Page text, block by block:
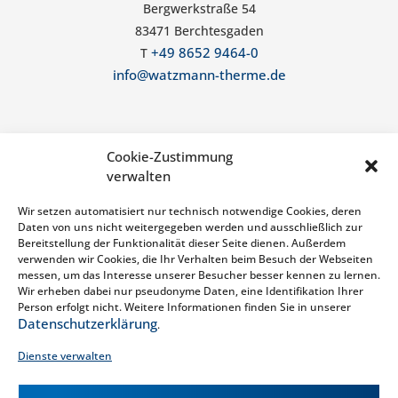
Cookie-Zustimmung
verwalten
Wir setzen automatisiert nur technisch notwendige Cookies, deren
Daten von uns nicht weitergegeben werden und ausschließlich zur
Bereitstellung der Funktionalität dieser Seite dienen. Außerdem
verwenden wir Cookies, die Ihr Verhalten beim Besuch der Webseiten
messen, um das Interesse unserer Besucher besser kennen zu lernen.
Wir erheben dabei nur pseudonyme Daten, eine Identifikation Ihrer
Person erfolgt nicht. Weitere Informationen finden Sie in unserer
Datenschutzerklärung.
Dienste verwalten
Bergwerkstraße 54
83471 Berchtesgaden
T +49 8652 9464-0
info@watzmann-therme.de
Handy und Wlan
Barrierefreiheit
Stellenangebote
Bergerlebnis Berchtesgaden
Rechtliches
Impressum